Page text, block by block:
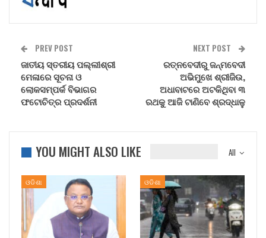
PREV POST
ଜାତୀୟ ସ୍ତରୀୟ ପଲ୍ଲୀଶ୍ରୀ
ମେଳାରେ ସୂଚନା ଓ
ଲୋକସମ୍ପର୍କ ବିଭାଗର
ଫଟୋଚିତ୍ର ପ୍ରଦର୍ଶନୀ
NEXT POST
ରତ୍ନବେଦୀରୁ ଜନ୍ମବେଦୀ
ଅଭିମୁଖେ ଶ୍ରୀଜିଉ,
ଅଧାବାଟରେ ଅଟକିଥିବା ୩
ରଥକୁ ଆଜି ଟାଣିବେ ଶ୍ରଦ୍ଧାଳୁ
All
YOU MIGHT ALSO LIKE
ଓଡିଶା ଓଡିଶା